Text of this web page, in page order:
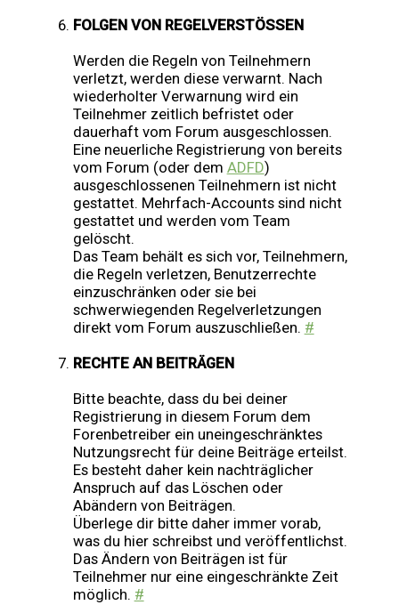
FOLGEN VON REGELVERSTÖSSEN
Werden die Regeln von Teilnehmern
verletzt, werden diese verwarnt. Nach
wiederholter Verwarnung wird ein
Teilnehmer zeitlich befristet oder
dauerhaft vom Forum ausgeschlossen.
Eine neuerliche Registrierung von bereits
vom Forum (oder dem ADFD)
ausgeschlossenen Teilnehmern ist nicht
gestattet. Mehrfach-Accounts sind nicht
gestattet und werden vom Team
gelöscht.
Das Team behält es sich vor, Teilnehmern,
die Regeln verletzen, Benutzerrechte
einzuschränken oder sie bei
schwerwiegenden Regelverletzungen
direkt vom Forum auszuschließen. #
RECHTE AN BEITRÄGEN
Bitte beachte, dass du bei deiner
Registrierung in diesem Forum dem
Forenbetreiber ein uneingeschränktes
Nutzungsrecht für deine Beiträge erteilst.
Es besteht daher kein nachträglicher
Anspruch auf das Löschen oder
Abändern von Beiträgen.
Überlege dir bitte daher immer vorab,
was du hier schreibst und veröffentlichst.
Das Ändern von Beiträgen ist für
Teilnehmer nur eine eingeschränkte Zeit
möglich. #